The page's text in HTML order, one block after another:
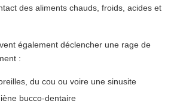
des aliments chauds, froids, acides et
également déclencher une rage de
:
du cou ou voire une sinusite
bucco-dentaire